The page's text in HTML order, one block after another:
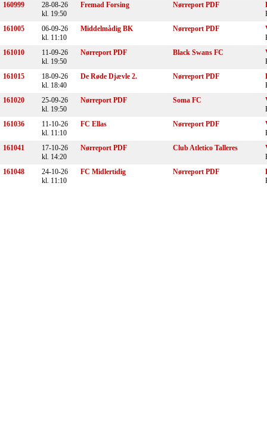
160999
28-08-26
kl. 19:50
Fremad Forsing Nørreport PDF
161005
06-09-26
kl. 11:10
Middelmådig BK Nørreport PDF
161010
11-09-26
kl. 19:50
Nørreport PDF Black Swans FC
161015
18-09-26
kl. 18:40
De Røde Djævle 2. Nørreport PDF
161020
25-09-26
kl. 19:50
Nørreport PDF Soma FC
161036
11-10-26
kl. 11:10
FC Ellas Nørreport PDF
161041
17-10-26
kl. 14:20
Nørreport PDF Club Atletico Talleres
161048
24-10-26
kl. 11:10
FC Midlertidig Nørreport PDF